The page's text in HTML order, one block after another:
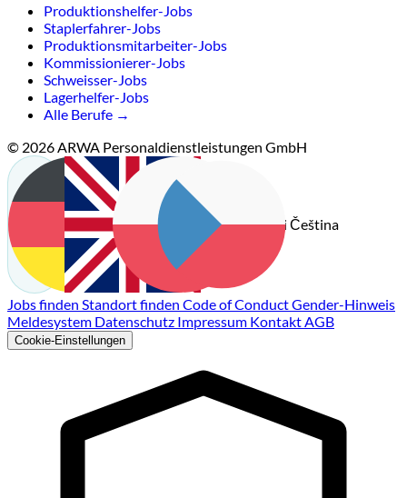
Produktionshelfer-Jobs
Staplerfahrer-Jobs
Produktionsmitarbeiter-Jobs
Kommissionierer-Jobs
Schweisser-Jobs
Lagerhelfer-Jobs
Alle Berufe →
© 2026 ARWA Personaldienstleistungen GmbH
Deutsch EnglishPolski Čeština
Jobs finden Standort finden Code of ConductGender-Hinweis
Meldesystem Datenschutz Impressum Kontakt AGB
Cookie-Einstellungen